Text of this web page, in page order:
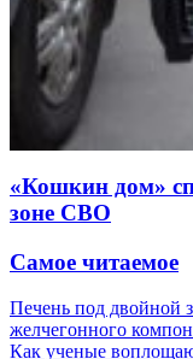
«Кошкин дом»
зоне СВО
Самое читаемое
Печень под двойной
желчегонного
Как ученые